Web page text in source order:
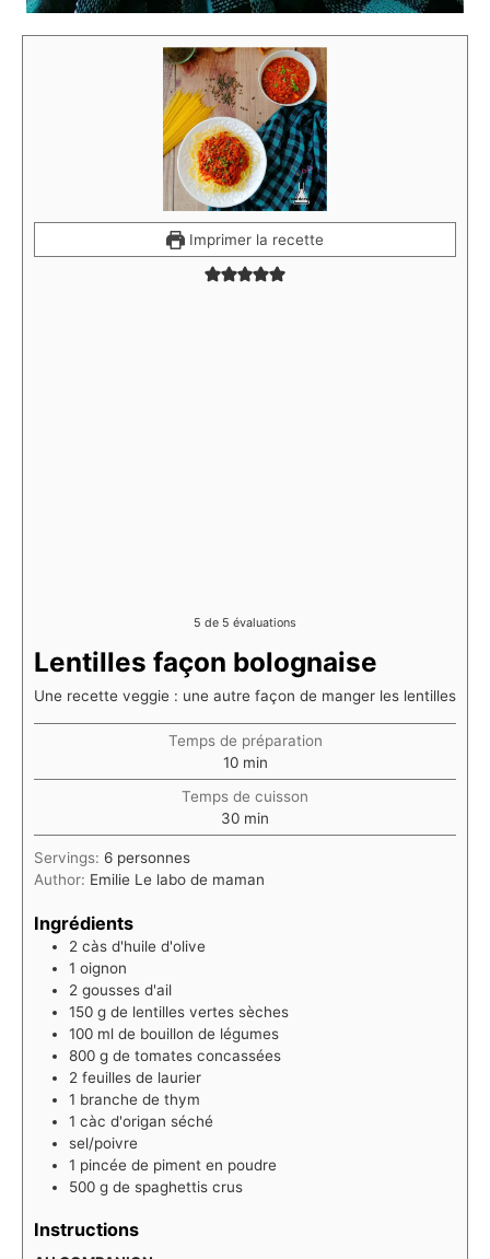
Imprimer la recette
5 de 5 évaluations
Lentilles façon bolognaise
Une recette veggie : une autre façon de manger les lentilles
Temps de préparation
10minutes
min
Temps de cuisson
30minutes
min
Servings: 6 personnes
Author: Emilie Le labo de maman
Ingrédients
2 càs d'huile d'olive
1 oignon
2 gousses d'ail
150 g de lentilles vertes sèches
100 ml de bouillon de légumes
800 g de tomates concassées
2 feuilles de laurier
1 branche de thym
1 càc d'origan séché
sel/poivre
1 pincée de piment en poudre
500 g de spaghettis crus
Instructions